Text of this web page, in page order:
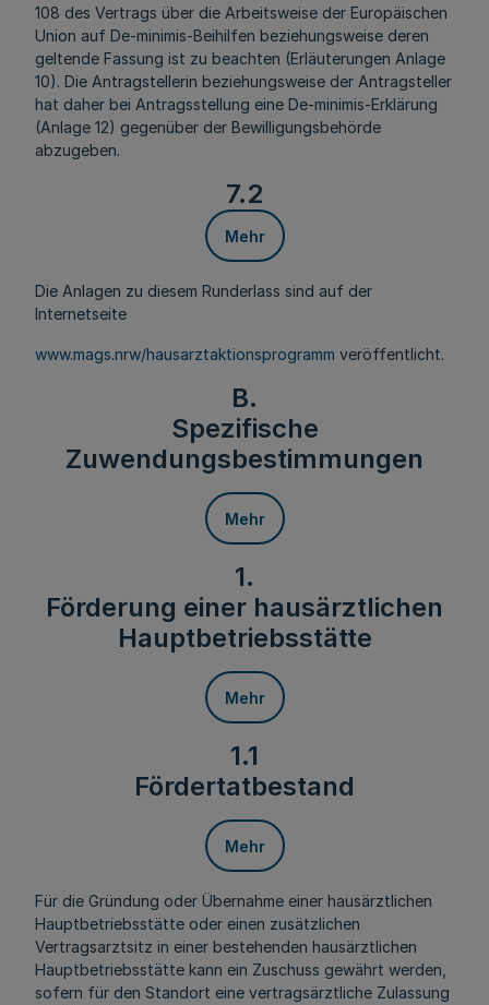
108 des Vertrags über die Arbeitsweise der Europäischen
Union auf De-minimis-Beihilfen beziehungsweise deren
geltende Fassung ist zu beachten (Erläuterungen Anlage
10). Die Antragstellerin beziehungsweise der Antragsteller
hat daher bei Antragsstellung eine De-minimis-Erklärung
(Anlage 12) gegenüber der Bewilligungsbehörde
abzugeben.
7.2
Mehr
Die Anlagen zu diesem Runderlass sind auf der
Internetseite
www.mags.nrw/hausarztaktionsprogramm veröffentlicht.
B.
Spezifische
Zuwendungsbestimmungen
Mehr
1.
Förderung einer hausärztlichen
Hauptbetriebsstätte
Mehr
1.1
Fördertatbestand
Mehr
Für die Gründung oder Übernahme einer hausärztlichen
Hauptbetriebsstätte oder einen zusätzlichen
Vertragsarztsitz in einer bestehenden hausärztlichen
Hauptbetriebsstätte kann ein Zuschuss gewährt werden,
sofern für den Standort eine vertragsärztliche Zulassung